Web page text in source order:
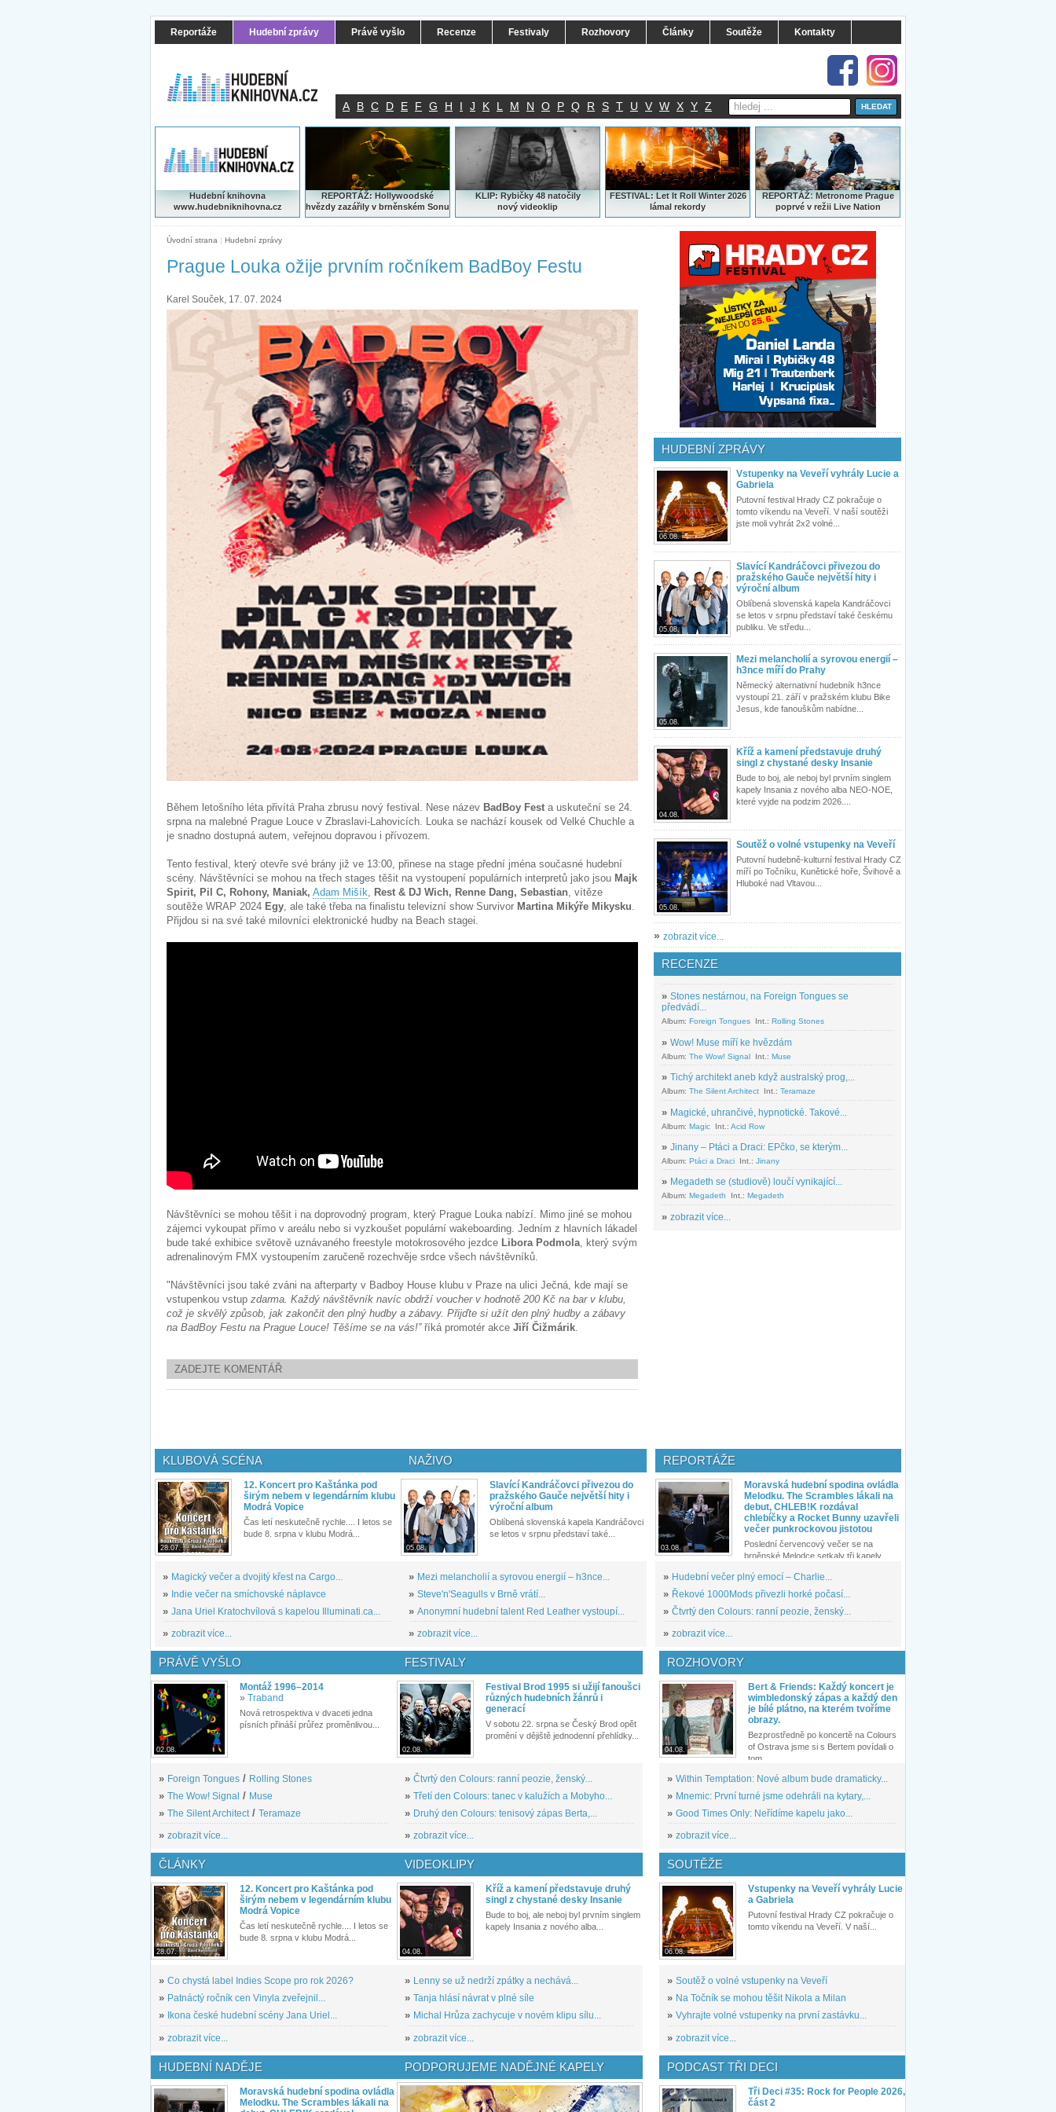
Reportáže Hudební zprávy Právě vyšlo Recenze Festivaly Rozhovory Články Soutěže Kontakty
A B C D E F G H I J K L M N O P Q R S T U V W X Y Z
Hudební knihovna
www.hudebniknihovna.cz
REPORTÁŽ: Hollywoodské
hvězdy zazářily v brněnském Sonu
KLIP: Rybičky 48 natočily
nový videoklip
FESTIVAL: Let It Roll Winter 2026
lámal rekordy
REPORTÁŽ:Metronome Prague
poprvé v režii Live Nation
Úvodní strana | Hudební zprávy
Prague Louka ožije prvním ročníkem BadBoy Festu
Karel Souček, 17. 07. 2024
Během letošního léta přivítá Praha zbrusu nový festival. Nese název BadBoy Fest a uskuteční se 24.
srpna na malebné Prague Louce v Zbraslavi-Lahovicích. Louka se nachází kousek od Velké Chuchle a
je snadno dostupná autem, veřejnou dopravou i přívozem.
Tento festival, který otevře své brány již ve 13:00, přinese na stage přední jména současné hudební
scény. Návštěvníci se mohou na třech stages těšit na vystoupení populárních interpretů jako jsou Majk
Spirit, Pil C, Rohony, Maniak, Adam Mišík, Rest & DJ Wich, Renne Dang, Sebastian, vítěze
soutěže WRAP 2024 Egy, ale také třeba na finalistu televizní show Survivor Martina Mikýře Mikysku.
Přijdou si na své také milovníci elektronické hudby na Beach stagei.
Návštěvníci se mohou těšit i na doprovodný program, který Prague Louka nabízí. Mimo jiné se mohou
zájemci vykoupat přímo v areálu nebo si vyzkoušet populární wakeboarding. Jedním z hlavních lákadel
bude také exhibice světově uznávaného freestyle motokrosového jezdce Libora Podmola, který svým
adrenalinovým FMX vystoupením zaručeně rozechvěje srdce všech návštěvníků.
"Návštěvníci jsou také zváni na afterparty v Badboy House klubu v Praze na ulici Ječná, kde mají se
vstupenkou vstup zdarma. Každý návštěvník navíc obdrží voucher v hodnotě 200 Kč na bar v klubu,
což je skvělý způsob, jak zakončit den plný hudby a zábavy. Přijďte si užít den plný hudby a zábavy
na BadBoy Festu na Prague Louce! Těšíme se na vás!” říká promotér akce Jiří Čižmárik.
ZADEJTE KOMENTÁŘ
HUDEBNÍ ZPRÁVY
06.08.
Vstupenky na Veveří vyhrály Lucie a
Gabriela
Putovní festival Hrady CZ pokračuje o
tomto víkendu na Veveří. V naší soutěži
jste moli vyhrát 2x2 volné...
05.08.
Slavící Kandráčovci přivezou do
pražského Gauče největší hity i
výroční album
Oblíbená slovenská kapela Kandráčovci
se letos v srpnu představí také českému
publiku. Ve středu...
05.08.
Mezi melancholií a syrovou energií –
h3nce míří do Prahy
Německý alternativní hudebník h3nce
vystoupí 21. září v pražském klubu Bike
Jesus, kde fanouškům nabídne...
04.08.
Kříž a kamení představuje druhý
singl z chystané desky Insanie
Bude to boj, ale neboj byl prvním singlem
kapely Insania z nového alba NEO-NOE,
které vyjde na podzim 2026....
05.08.
Soutěž o volné vstupenky na Veveří
Putovní hudebně-kulturní festival Hrady CZ
míří po Točníku, Kunětické hoře, Švihově a
Hluboké nad Vltavou...
» zobrazit více...
RECENZE
» Stones nestárnou, na Foreign Tongues se
předvádí...
Album: Foreign Tongues Int.: Rolling Stones
» Wow! Muse míří ke hvězdám
Album: The Wow! Signal Int.: Muse
» Tichý architekt aneb když australský prog,...
Album: The Silent Architect Int.: Teramaze
» Magické, uhrančivé, hypnotické. Takové...
Album: Magic Int.: Acid Row
» Jinany – Ptáci a Draci: EPčko, se kterým...
Album: Ptáci a Draci Int.: Jinany
» Megadeth se (studiově) loučí vynikající...
Album: Megadeth Int.: Megadeth
» zobrazit více...
KLUBOVÁ SCÉNA
28.07.
12. Koncert pro Kaštánka pod
širým nebem v legendárním klubu
Modrá Vopice
Čas letí neskutečně rychle.... I letos se
bude 8. srpna v klubu Modrá...
» Magický večer a dvojitý křest na Cargo...
» Indie večer na smíchovské náplavce
» Jana Uriel Kratochvílová s kapelou Illuminati.ca...
» zobrazit více...
NAŽIVO
05.08.
Slavící Kandráčovci přivezou do
pražského Gauče největší hity i
výroční album
Oblíbená slovenská kapela Kandráčovci
se letos v srpnu představí také...
» Mezi melancholií a syrovou energií – h3nce...
» Steve'n'Seagulls v Brně vrátí...
» Anonymní hudební talent Red Leather vystoupí...
» zobrazit více...
REPORTÁŽE
03.08.
Moravská hudební spodina ovládla
Melodku. The Scrambles lákali na
debut, CHLEB!K rozdával
chlebíčky a Rocket Bunny uzavřeli
večer punkrockovou jistotou
Poslední červencový večer se na
brněnské Melodce setkaly tři kapely...
» Hudební večer plný emocí – Charlie...
» Řekové 1000Mods přivezli horké počasí...
» Čtvrtý den Colours: ranní peozie, ženský...
» zobrazit více...
PRÁVĚ VYŠLO
02.08.
Montáž 1996–2014
» Traband
Nová retrospektiva v dvaceti jedna
písních přináší průřez proměnlivou...
» Foreign Tongues / Rolling Stones
» The Wow! Signal / Muse
» The Silent Architect/ Teramaze
» zobrazit více...
FESTIVALY
02.08.
Festival Brod 1995 si užijí fanoušci
různých hudebních žánrů i
generací
V sobotu 22. srpna se Český Brod opět
promění v dějiště jednodenní přehlídky...
» Čtvrtý den Colours: ranní peozie, ženský...
» Třetí den Colours: tanec v kalužích a Mobyho...
» Druhý den Colours: tenisový zápas Berta,...
» zobrazit více...
ROZHOVORY
04.08.
Bert & Friends: Každý koncert je
wimbledonský zápas a každý den
je bílé plátno, na kterém tvoříme
obrazy.
Bezprostředně po koncertě na Colours
of Ostrava jsme si s Bertem povídali o
tom,...
» Within Temptation: Nové album bude dramaticky...
» Mnemic: První turné jsme odehráli na kytary,...
» Good Times Only: Neřídíme kapelu jako...
» zobrazit více...
ČLÁNKY
28.07.
12. Koncert pro Kaštánka pod
širým nebem v legendárním klubu
Modrá Vopice
Čas letí neskutečně rychle.... I letos se
bude 8. srpna v klubu Modrá...
» Co chystá label Indies Scope pro rok 2026?
» Patnáctý ročník cen Vinyla zveřejnil...
»
Ikona české hudební scény Jana Uriel...
» zobrazit více...
VIDEOKLIPY
04.08.
Kříž a kamení představuje druhý
singl z chystané desky Insanie
Bude to boj, ale neboj byl prvním singlem
kapely Insania z nového alba...
» Lenny se už nedrží zpátky a nechává...
» Tanja hlásí návrat v plné síle
» Michal Hrůza zachycuje v novém klipu sílu...
» zobrazit více...
SOUTĚŽE
06.08.
Vstupenky na Veveří vyhrály Lucie
a Gabriela
Putovní festival Hrady CZ pokračuje o
tomto víkendu na Veveří. V naší...
» Soutěž o volné vstupenky na Veveří
» Na Točník se mohou těšit Nikola a Milan
» Vyhrajte volné vstupenky na první zastávku...
» zobrazit více...
HUDEBNÍ NADĚJE
Moravská hudební spodina ovládla
Melodku. The Scrambles lákali na
PODPORUJEME NADĚJNÉ KAPELY PODCAST TŘI DECI
Tři Deci #35: Rock for People 2026,
část 2